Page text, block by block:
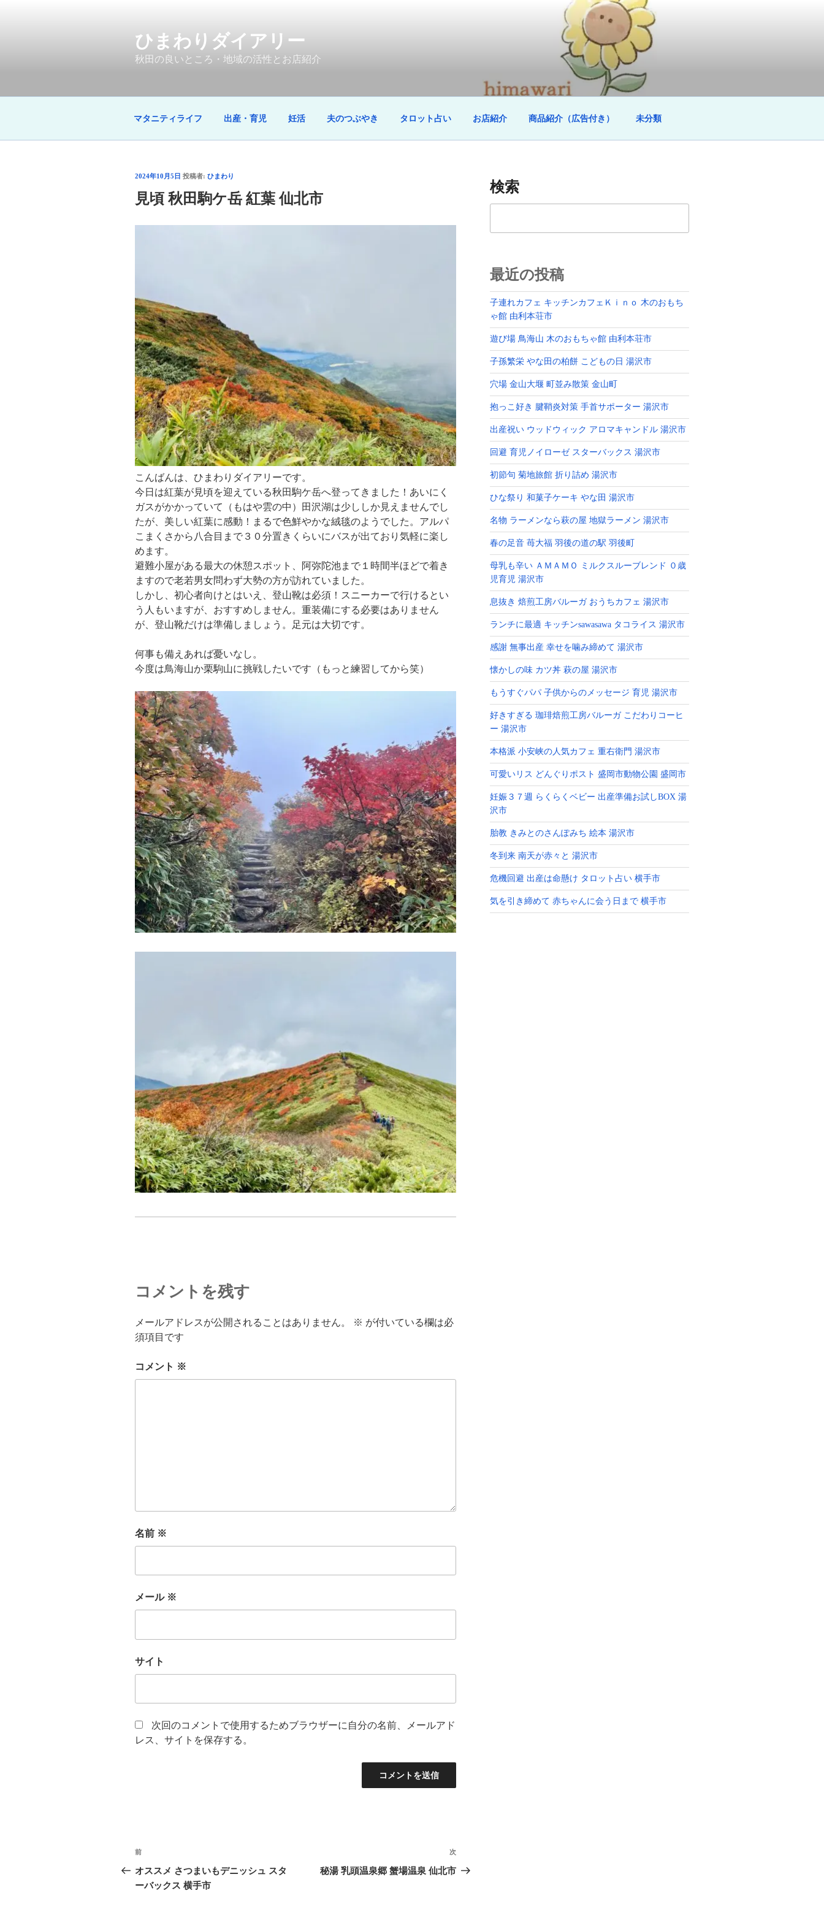
ス
プ
ひまわりダイアリー
秋田の良いところ・地域の活性とお店紹介
マタニティライフ 出産・育児 妊活 夫のつぶやき タロット占い お店紹介 商品紹介（広告付き） 未分類
投
日:
2024年10月5日 投稿者: ひまわり
見頃 秋田駒ケ岳 紅葉 仙北市
こんばんは、ひまわりダイアリーです。
今日は紅葉が見頃を迎えている秋田駒ケ岳へ登ってきました！あいにく
ガスがかかっていて（もはや雲の中）田沢湖は少ししか見えませんでし
たが、美しい紅葉に感動！まるで色鮮やかな絨毯のようでした。アルパ
こまくさから八合目まで３０分置きくらいにバスが出ており気軽に楽し
めます。
避難小屋がある最大の休憩スポット、阿弥陀池まで１時間半ほどで着き
ますので老若男女問わず大勢の方が訪れていました。
しかし、初心者向けとはいえ、登山靴は必須！スニーカーで行けるとい
う人もいますが、おすすめしません。重装備にする必要はありません
が、登山靴だけは準備しましょう。足元は大切です。
何事も備えあれば憂いなし。
今度は鳥海山か栗駒山に挑戦したいです（もっと練習してから笑）
コメントを残す
メールアドレスが公開されることはありません。 ※ が付いている欄は必
須項目です
コメント ※
名前 ※
メール ※
サイト
次回のコメントで使用するためブラウザーに自分の名前、メールアド
レス、サイトを保存する。
投
稿
ナ
前
の
投
前
オススメ さつまいもデニッシュ スタ
ーバックス 横手市
次
の
次
秘湯 乳頭温泉郷 蟹場温泉 仙北市
検索
最近の投稿
子連れカフェ キッチンカフェＫｉｎｏ 木のおもち
ゃ館 由利本荘市
遊び場 鳥海山 木のおもちゃ館 由利本荘市
子孫繁栄 やな田の柏餅 こどもの日 湯沢市
穴場 金山大堰 町並み散策 金山町
抱っこ好き 腱鞘炎対策 手首サポーター 湯沢市
出産祝い ウッドウィック アロマキャンドル 湯沢市
回避 育児ノイローゼ スターバックス 湯沢市
初節句 菊地旅館 折り詰め 湯沢市
ひな祭り 和菓子ケーキ やな田 湯沢市
名物 ラーメンなら萩の屋 地獄ラーメン 湯沢市
春の足音 苺大福 羽後の道の駅 羽後町
母乳も辛い ＡＭＡＭＯ ミルクスルーブレンド ０歳
児育児 湯沢市
息抜き 焙煎工房バルーガ おうちカフェ 湯沢市
ランチに最適 キッチンsawasawa タコライス 湯沢市
感謝 無事出産 幸せを噛み締めて 湯沢市
懐かしの味 カツ丼 萩の屋 湯沢市
もうすぐパパ 子供からのメッセージ 育児 湯沢市
好きすぎる 珈琲焙煎工房バルーガ こだわりコーヒ
ー 湯沢市
本格派 小安峡の人気カフェ 重右衛門 湯沢市
可愛いリス どんぐりポスト 盛岡市動物公園 盛岡市
妊娠３７週 らくらくベビー 出産準備お試しBOX 湯
沢市
胎教 きみとのさんぽみち 絵本 湯沢市
冬到来 南天が赤々と 湯沢市
危機回避 出産は命懸け タロット占い 横手市
気を引き締めて 赤ちゃんに会う日まで 横手市